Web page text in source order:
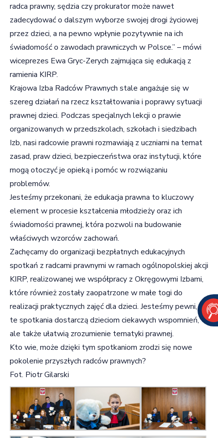
radca prawny, sędzia czy prokurator może nawet
zadecydować o dalszym wyborze swojej drogi życiowej
przez dzieci, a na pewno wpłynie pozytywnie na ich
świadomość o zawodach prawniczych w Polsce.” – mówi
wiceprezes Ewa Gryc-Zerych zajmująca się edukacją z
ramienia KIRP.
Krajowa Izba Radców Prawnych stale angażuje się w
szereg działań na rzecz kształtowania i poprawy sytuacji
prawnej dzieci. Podczas specjalnych lekcji o prawie
organizowanych w przedszkolach, szkołach i siedzibach
Izb, nasi radcowie prawni rozmawiają z uczniami na temat
zasad, praw dzieci, bezpieczeństwa oraz instytucji, które
mogą otoczyć je opieką i pomóc w rozwiązaniu
problemów.
Jesteśmy przekonani, że edukacja prawna to kluczowy
element w procesie kształcenia młodzieży oraz ich
świadomości prawnej, która pozwoli na budowanie
właściwych wzorców zachowań.
Zachęcamy do organizacji bezpłatnych edukacyjnych
spotkań z radcami prawnymi w ramach ogólnopolskiej akcji
KIRP, realizowanej we współpracy z Okręgowymi Izbami,
które również zostały zaopatrzone w małe togi do
realizacji praktycznych zajęć dla dzieci. Jesteśmy pewni, że
te spotkania dostarczą dzieciom ciekawych wspomnień,
ale także ułatwią zrozumienie tematyki prawnej.
Kto wie, może dzięki tym spotkaniom zrodzi się nowe
pokolenie przyszłych radców prawnych?
Fot. Piotr Gilarski